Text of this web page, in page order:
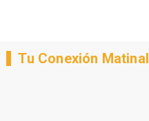
Tu Conexión Matinal